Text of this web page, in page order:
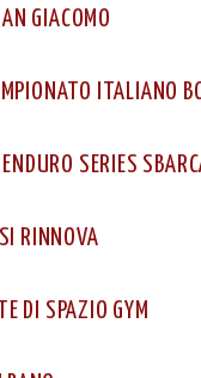
GIACOMO
ITALIANO
SERIES
RINNOVA
DI SPAZIO GYM